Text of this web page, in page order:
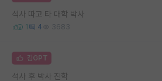
석사 따고 타 대학 박사
1 4 3683
김GPT
석사 후 박사 진학